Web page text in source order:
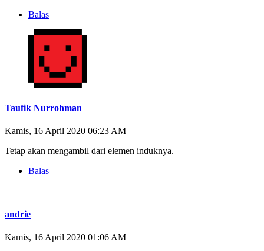
Balas
Taufik Nurrohman
Kamis, 16 April 2020 06:23 AM
Tetap akan mengambil dari elemen induknya.
Balas
andrie
Kamis, 16 April 2020 01:06 AM